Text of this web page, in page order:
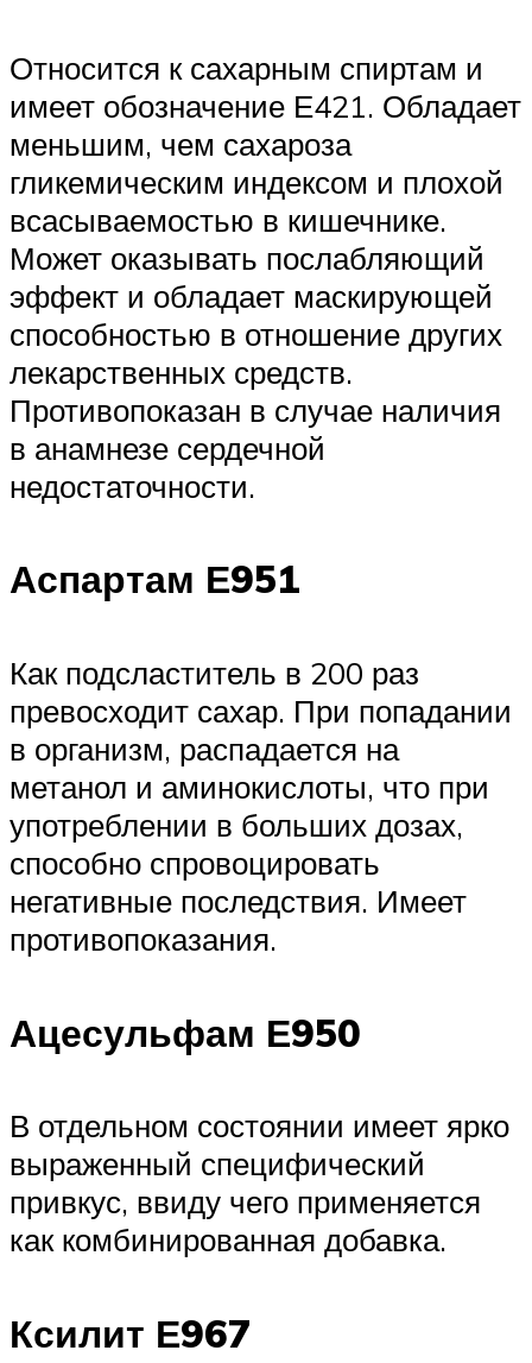
Относится к сахарным спиртам и
имеет обозначение Е421. Обладает
меньшим, чем сахароза
гликемическим индексом и плохой
всасываемостью в кишечнике.
Может оказывать послабляющий
эффект и обладает маскирующей
способностью в отношение других
лекарственных средств.
Противопоказан в случае наличия
в анамнезе сердечной
недостаточности.
Аспартам Е951
Как подсластитель в 200 раз
превосходит сахар. При попадании
в организм, распадается на
метанол и аминокислоты, что при
употреблении в больших дозах,
способно спровоцировать
негативные последствия. Имеет
противопоказания.
Ацесульфам Е950
В отдельном состоянии имеет ярко
выраженный специфический
привкус, ввиду чего применяется
как комбинированная добавка.
Ксилит Е967